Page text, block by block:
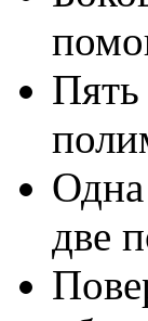
Пять
Одна
две